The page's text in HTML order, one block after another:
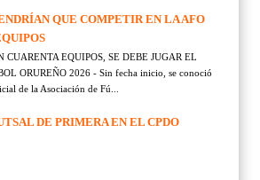
QUE COMPETIR EN LA AFO
CUARENTA EQUIPOS, SE DEBE JUGAR EL
ORUREÑO 2026 - Sin fecha inicio, se conoció
de la Asociación de Fú...
DE PRIMERA EN EL CPDO